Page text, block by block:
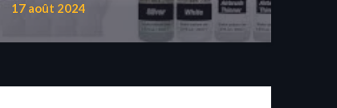
17 août 2024